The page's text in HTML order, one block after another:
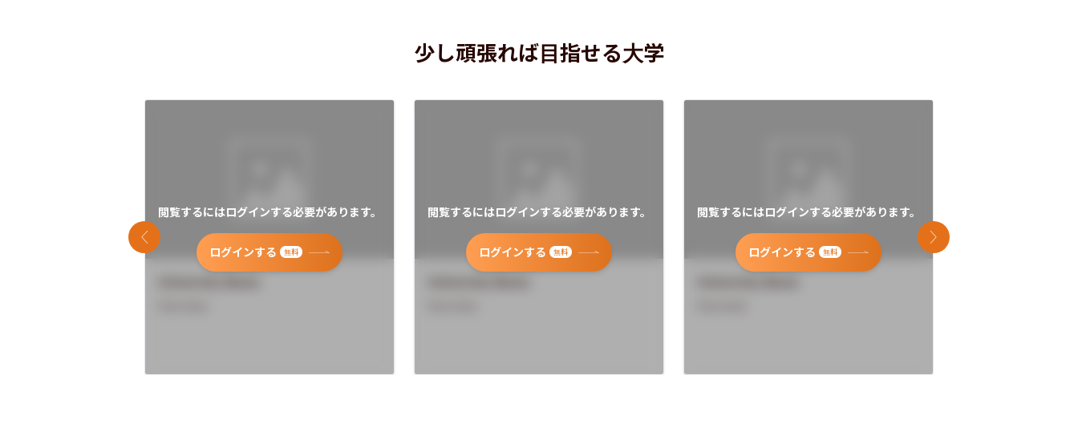
少し頑張れば目指せる大学
閲覧するにはログインする必要があります。
ログインする 無料
閲覧するにはログインする必要があります。
ログインする 無料
閲覧するにはログインする必要があります。
ログインする 無料
前のスライド 次のスライド